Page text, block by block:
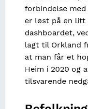
forbindelse
er løst på en litt
dashboardet,
lagt til Orkland
at man får et
Heim i 2020 og
tilsvarende